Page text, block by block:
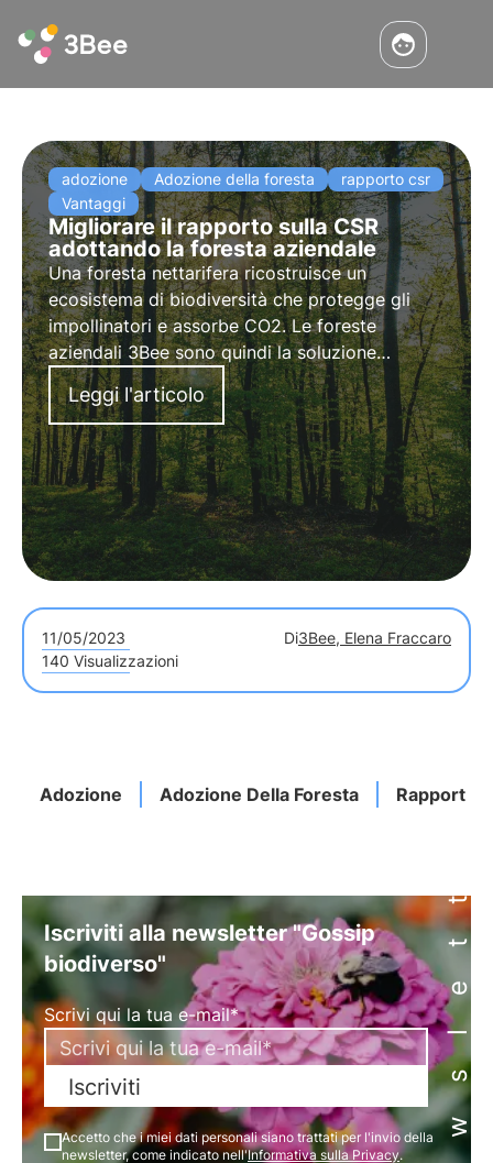
adozione Adozione della foresta
rapporto csr
Vantaggi
Migliorare il rapporto sulla CSR
adottando la foresta aziendale
Una foresta nettarifera ricostruisce un
ecosistema di biodiversità cheprotegge gli
impollinatori eassorbe CO2. Le foreste
aziendali 3Bee sono quindi la soluzione
innovativa per le aziende che vogliono avere
un impatto positivo sull'ambiente.
Leggi l'articolo
11/05/2023 Di3Bee, Elena Fraccaro
140 Visualizzazioni
Adozione Adozione Della Foresta Rapporto
Newsletter
Iscriviti alla newsletter "Gossip
biodiverso"
Scrivi qui la tua e-mail*
Iscriviti
Accetto che i miei dati personali siano trattati per l'invio della
newsletter, come indicato nell'Informativa sulla Privacy.